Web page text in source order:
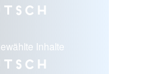
Inhalte